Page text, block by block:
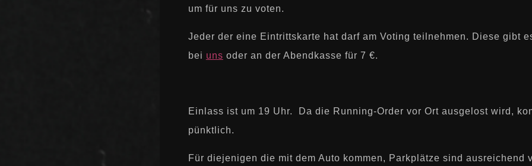
um für uns zu voten.
Jeder der eine Eintrittskarte hat darf am Voting teilnehmen. Diese gibt
bei uns oder an der Abendkasse für 7 €.
Einlass ist um 19 Uhr. Da die Running-Order vor Ort ausgelost wird,
pünktlich.
Für diejenigen die mit dem Auto kommen, Parkplätze sind ausreichend